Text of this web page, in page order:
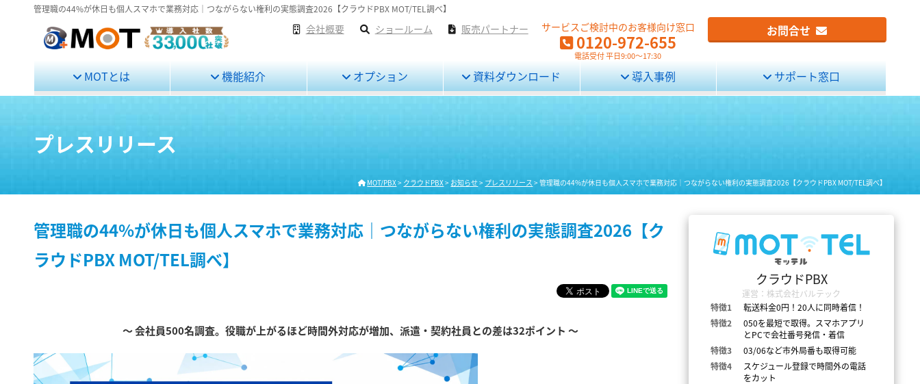
管理職の44%が休日も個人スマホで業務対応｜つながらない権利の実態調査2026【クラウドPBX MOT/TEL調べ】
会社概要 ショールーム 販売パートナー サービスご検討中のお客様向け窓口
0120-972-655
電話受付 平日9:00～17:30
お問合せ
MOTとは 機能紹介 オプション 資料ダウンロード 導入事例 サポート窓口
プレスリリース
MOT/PBX> クラウドPBX> お知らせ> プレスリリース >管理職の44%が休日も個人スマホで業務対応｜つながらない権利の実態調査2026【クラウドPBX MOT/TEL調べ】
管理職の44%が休日も個人スマホで業務対応｜つながらない権利の実態調査2026【ク
ラウドPBX MOT/TEL調べ】
～ 会社員500名調査。役職が上がるほど時間外対応が増加、派遣・契約社員との差は32ポイント ～
クラウドPBX
運営：株式会社バルテック
特徴1
転送料金0円！20人に同時着信！
特徴2
050を最短で取得。スマホアプリ
とPCで会社番号発信・着信
特徴3
03/06など市外局番も取得可能
特徴4
スケジュール登録で時間外の電話
をカット